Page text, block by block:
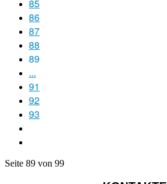
85
86
87
88
89
...
91
92
93
Seite 89 von 99